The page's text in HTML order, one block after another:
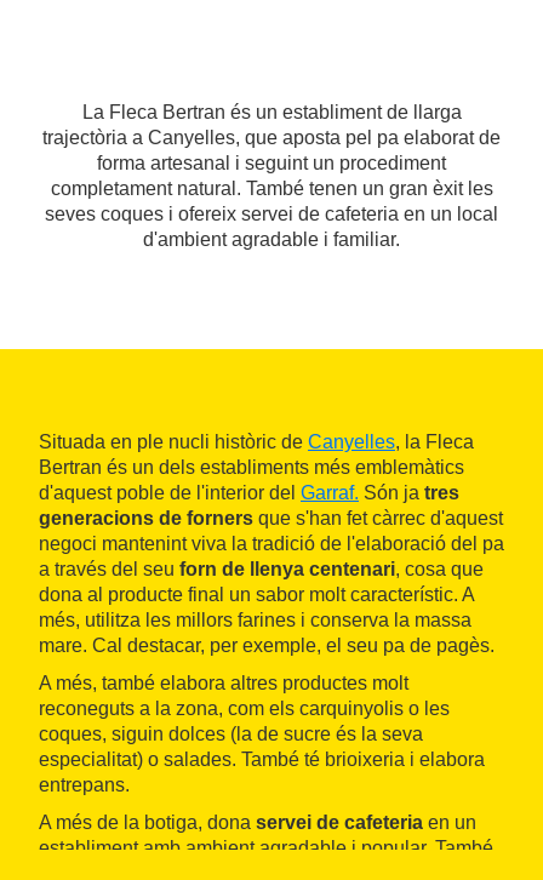
La Fleca Bertran és un establiment de llarga
trajectòria a Canyelles, que aposta pel pa elaborat de
forma artesanal i seguint un procediment
completament natural. També tenen un gran èxit les
seves coques i ofereix servei de cafeteria en un local
d'ambient agradable i familiar.
Situada en ple nucli històric de Canyelles, la Fleca
Bertran és un dels establiments més emblemàtics
d'aquest poble de l'interior del Garraf. Són ja tres
generacions de forners que s'han fet càrrec d'aquest
negoci mantenint viva la tradició de l'elaboració del pa
a través del seu forn de llenya centenari, cosa que
dona al producte final un sabor molt característic. A
més, utilitza les millors farines i conserva la massa
mare. Cal destacar, per exemple, el seu pa de pagès.
A més, també elabora altres productes molt
reconeguts a la zona, com els carquinyolis o les
coques, siguin dolces (la de sucre és la seva
especialitat) o salades. També té brioixeria i elabora
entrepans.
A més de la botiga, dona servei de cafeteria en un
establiment amb ambient agradable i popular. També